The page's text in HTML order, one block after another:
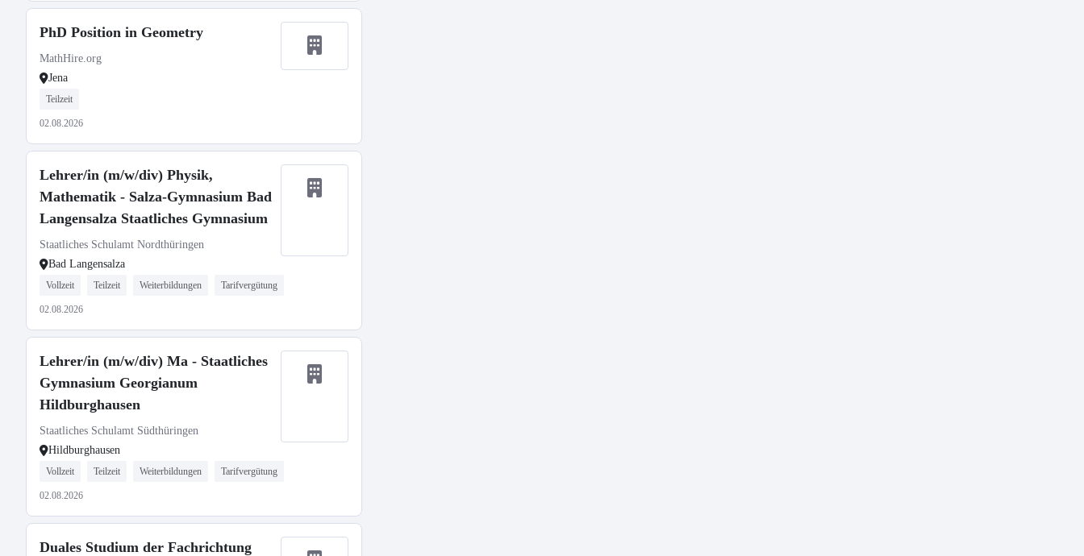
PhD Position in Geometry
MathHire.org
Jena
Teilzeit
02.08.2026
Lehrer/in (m/w/div) Physik,
Mathematik - Salza-Gymnasium Bad
Langensalza Staatliches Gymnasium
Staatliches Schulamt Nordthüringen
Bad Langensalza
Vollzeit Teilzeit Weiterbildungen Tarifvergütung
02.08.2026
Lehrer/in (m/w/div) Ma - Staatliches
Gymnasium Georgianum
Hildburghausen
Staatliches Schulamt Südthüringen
Hildburghausen
Vollzeit Teilzeit Weiterbildungen Tarifvergütung
02.08.2026
Duales Studium der Fachrichtung